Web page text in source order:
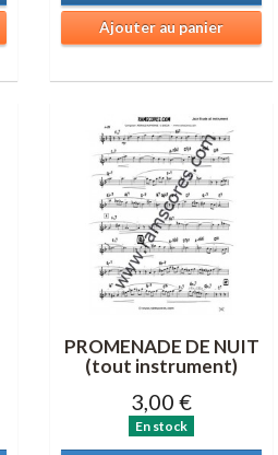
Ajouter au panier
PROMENADE DE NUIT
(tout instrument)
3,00 €
En stock